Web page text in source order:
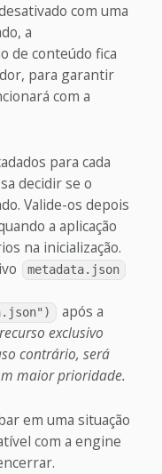
com uma
a
de conteúdo fica
para garantir
com a
para cada
decidir se o
Valide-os depois
a aplicação
na inicialização.
metadata.json
após a
exclusivo
contrário, será
maior prioridade.
em uma situação
com a engine